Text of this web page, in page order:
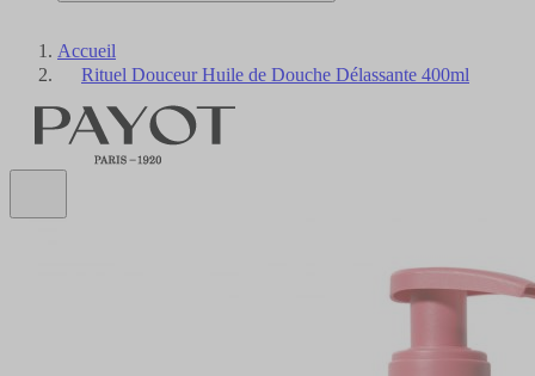
Accueil
Rituel Douceur Huile de Douche Délassante 400ml